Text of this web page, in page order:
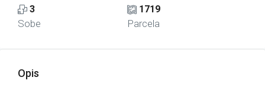
3
Sobe
1719
Parcela
Opis